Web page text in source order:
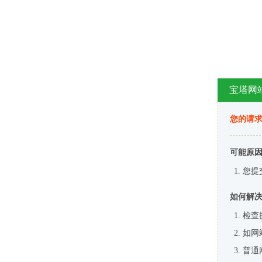
宝塔网
您的请
可能原
您提
如何解
检查
如网
普通